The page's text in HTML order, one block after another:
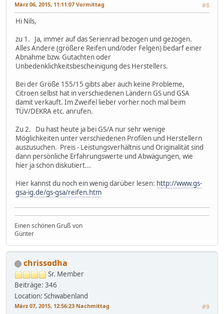
März 06, 2015, 11:11:07 Vormittag #8
Hi Nils,
zu 1. Ja, immer auf das Serienrad bezogen und gezogen.
Alles Andere (größere Reifen und/oder Felgen) bedarf einer
Abnahme bzw. Gutachten oder
Unbedenklichkeitsbescheinigung des Herstellers.
Bei der Größe 155/15 gibts aber auch keine Probleme,
Citroen selbst hat in verschiedenen Ländern GS und GSA
damit verkauft. Im Zweifel lieber vorher noch mal beim
TÜV/DEKRA etc. anrufen.
Zu 2. Du hast heute ja bei GS/A nur sehr wenige
Möglichkeiten unter verschiedenen Profilen und Herstellern
auszusuchen. Preis - Leistungsverhältnis und Originalität sind
dann persönliche Erfahrungswerte und Abwägungen, wie
hier ja schon diskutiert...
Hier kannst du noch ein wenig darüber lesen: http://www.gs-
gsa-ig.de/gs-gsa/reifen.htm
Einen schönen Gruß von
Günter
chrissodha
Sr. Member
Beiträge: 346
Location: Schwabenland
März 07, 2015, 12:56:23 Nachmittag #9